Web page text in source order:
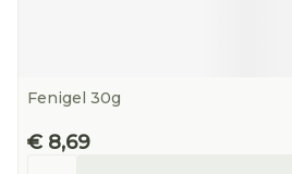
Fenigel 30g
€ 8,69